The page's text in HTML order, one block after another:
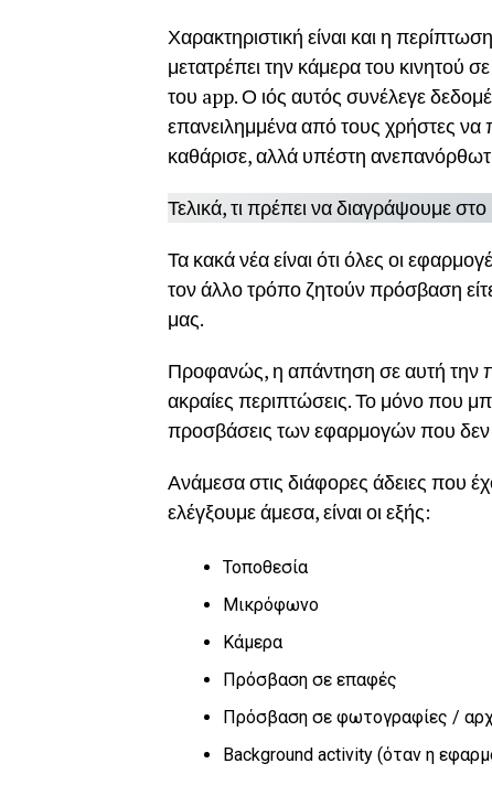
Χαρακτηριστική είναι και η
μετατρέπει την κάμερα του κινητού
του app. Ο ιός αυτός συνέλεγε
επανειλημμένα από τους χρήστες
καθάρισε, αλλά υπέστη
Τελικά, τι πρέπει να διαγράψουμε
Τα κακά νέα είναι ότι όλες οι
τον άλλο τρόπο ζητούν πρόσβαση
μας.
Προφανώς, η απάντηση σε αυτή την
ακραίες περιπτώσεις. Το μόνο που
προσβάσεις των εφαρμογών που δεν
Ανάμεσα στις διάφορες άδειες που
ελέγξουμε άμεσα, είναι οι εξής:
Τοποθεσία
Μικρόφωνο
Κάμερα
Πρόσβαση σε επαφές
Πρόσβαση σε φωτογραφίες /
Background activity (όταν η